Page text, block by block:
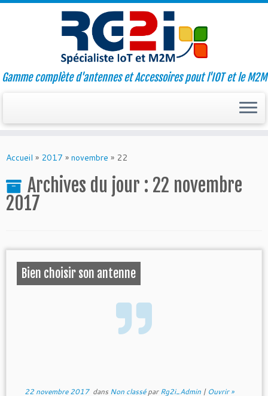
to
Gamme complète d'antennes et Accessoires pout l'IOT et le M2M
Accueil » 2017 » novembre » 22
Archives du jour : 22 novembre
2017
Bien choisir son antenne
22 novembre 2017dans Non classéparRg2i_Admin| Ouvrir »